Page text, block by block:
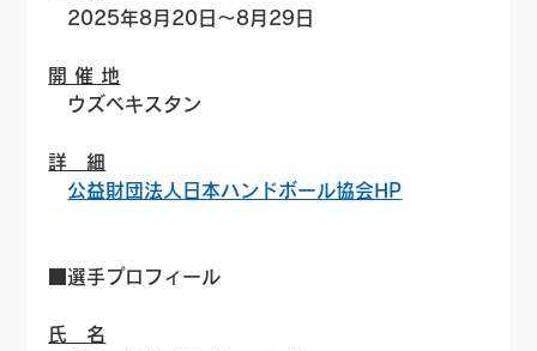
2025年8月20日～8月29日
開 催 地
ウズベキスタン
詳　細
公益財団法人日本ハンドボール協会HP
■選手プロフィール
氏　名